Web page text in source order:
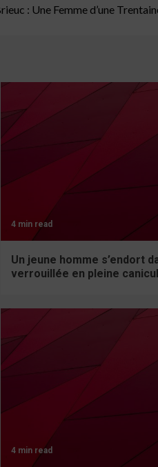
: Une Femme d’une
4 min read
Un jeune homme s’endort
verrouillée en pleine
4 min read